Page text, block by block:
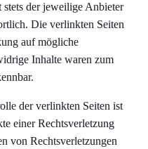
der jeweilige Anbieter
Die verlinkten Seiten
auf mögliche
Inhalte waren zum
der verlinkten Seiten ist
einer Rechtsverletzung
von Rechtsverletzungen